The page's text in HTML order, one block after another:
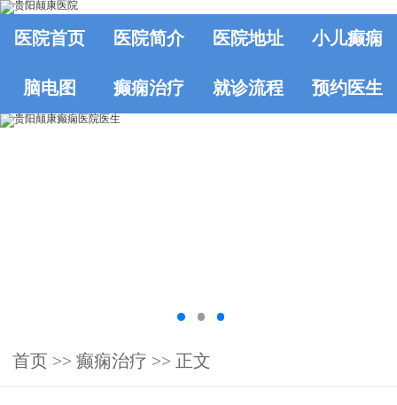
医院首页 医院简介 医院地址 小儿癫痫
脑电图 癫痫治疗 就诊流程 预约医生
首页 >> 癫痫治疗 >> 正文